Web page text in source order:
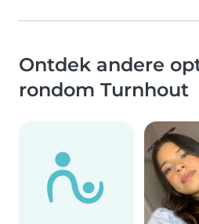
Ontdek andere
rondom Turnhout